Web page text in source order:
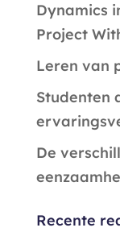
Dynamics
Project
Leren van
Studenten
De
Recente